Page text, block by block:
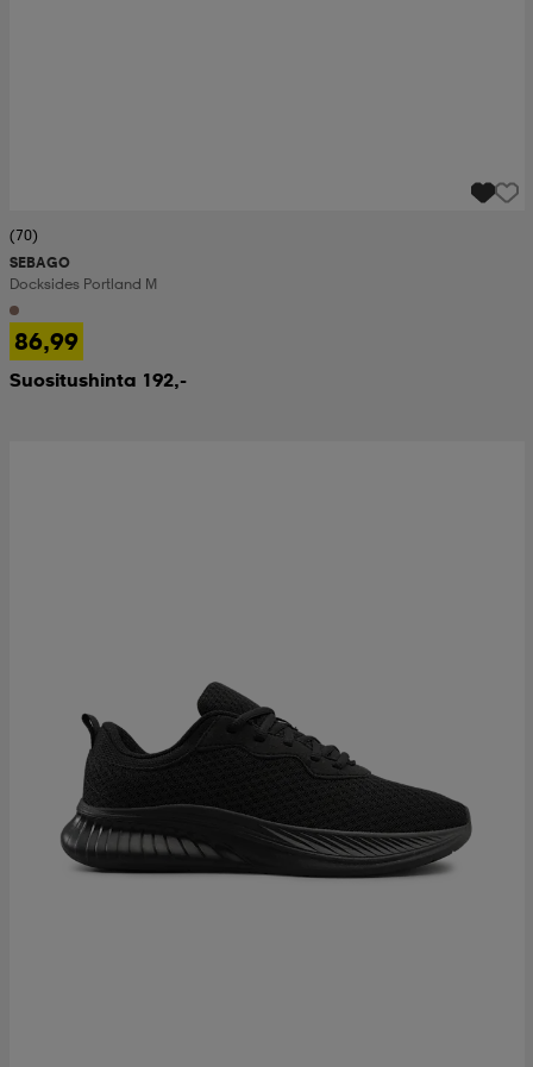
(70)
SEBAGO
Docksides Portland M
86,99
Suositushinta 192,-